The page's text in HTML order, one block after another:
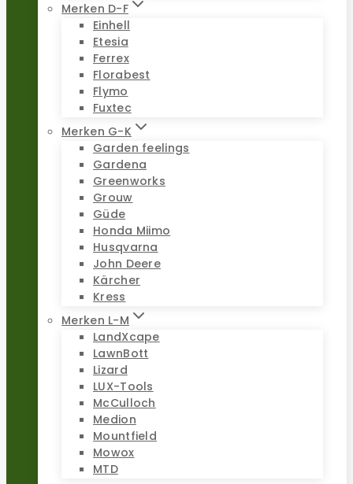
Merken D-F
Einhell
Etesia
Ferrex
Florabest
Flymo
Fuxtec
Merken G-K
Garden feelings
Gardena
Greenworks
Grouw
Güde
Honda Miimo
Husqvarna
John Deere
Kärcher
Kress
Merken L-M
LandXcape
LawnBott
Lizard
LUX-Tools
McCulloch
Medion
Mountfield
Mowox
MTD